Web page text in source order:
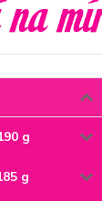
g
g